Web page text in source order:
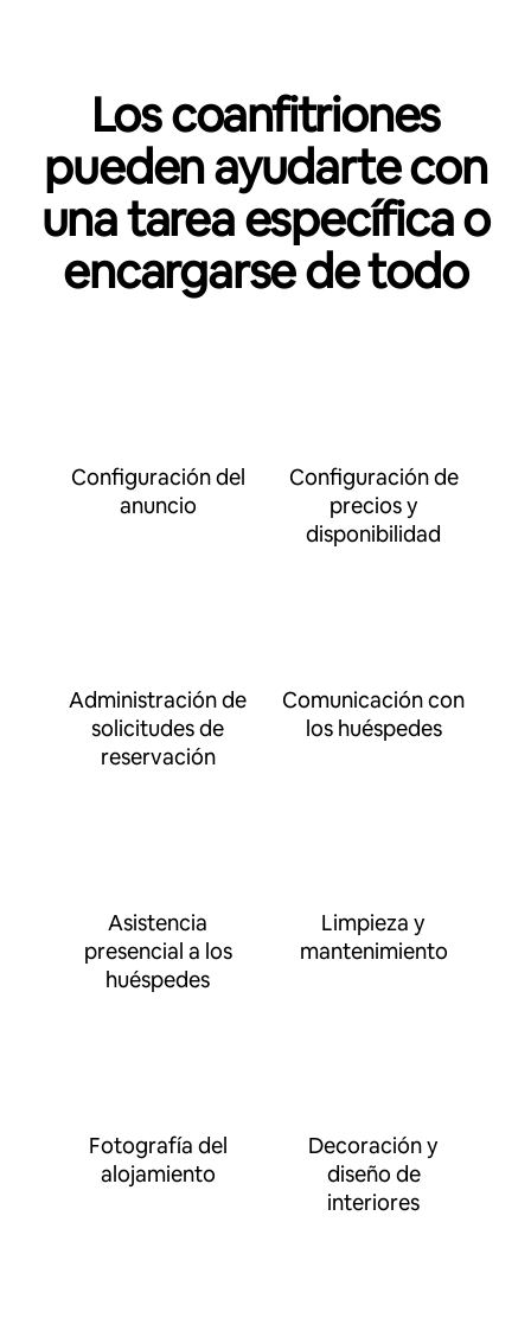
Los coanfitriones
pueden ayudarte con
una tarea específica o
encargarse de todo
Configuración del
anuncio
Configuración de
precios y
disponibilidad
Administración de
solicitudes de
reservación
Comunicación con
los huéspedes
Asistencia
presencial a los
huéspedes
Limpieza y
mantenimiento
Fotografía del
alojamiento
Decoración y
diseño de
interiores